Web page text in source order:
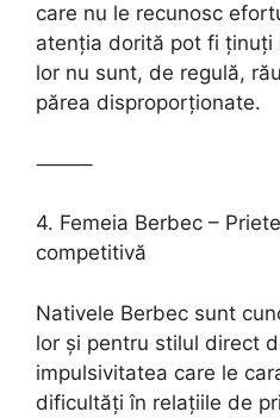
care nu le recunosc
atenția dorită pot fi ținuți
lor nu sunt, de regulă,
părea disproporționate.
⸻
4. Femeia Berbec –
competitivă
Nativele Berbec sunt
lor și pentru stilul direct
impulsivitatea care le
dificultăți în relațiile de